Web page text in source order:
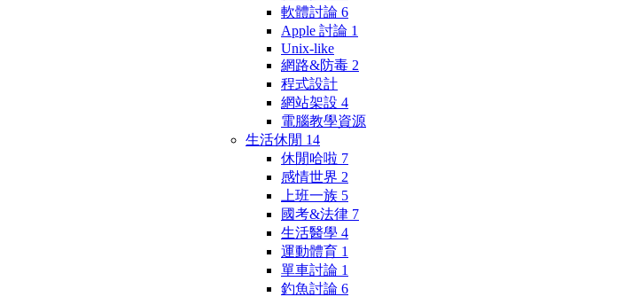
軟體討論 6
Apple 討論 1
Unix-like
網路&防毒 2
程式設計
網站架設 4
電腦教學資源
生活休閒 14
休閒哈啦 7
感情世界 2
上班一族 5
國考&法律 7
生活醫學 4
運動體育 1
單車討論 1
釣魚討論 6